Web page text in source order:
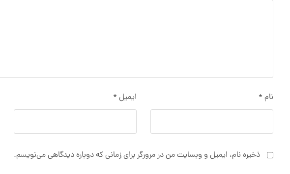
نام * ایمیل *
ذخیره نام، ایمیل و وبسایت من در مرورگر برای زمانی که دوباره دیدگاهی می‌نویسم.